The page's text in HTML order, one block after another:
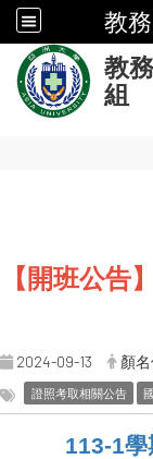
教
教
組
【開班公告
2024-09-13 顏
證照考取相關公告
113-1